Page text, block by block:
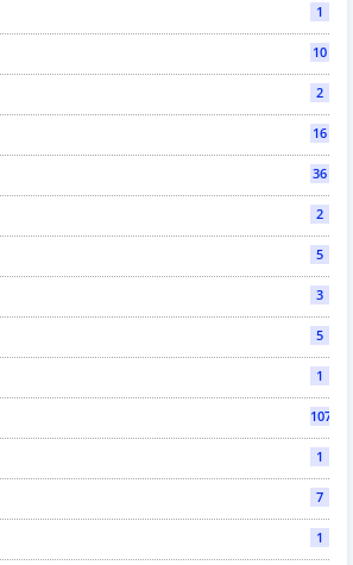
1
10
2
16
36
2
5
3
5
1
107
1
7
1